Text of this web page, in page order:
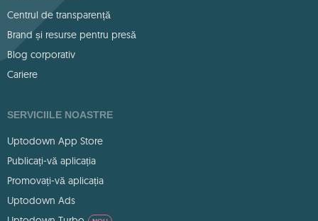
Centrul de transparență
Brand și resurse pentru presă
Blog corporativ
Cariere
SERVICIILE NOASTRE
Uptodown App Store
Publicați-vă aplicația
Promovați-vă aplicația
Uptodown Ads